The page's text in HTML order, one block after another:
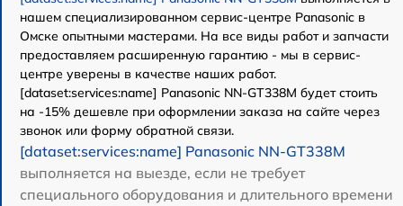
нашем специализированном сервис-центре Panasonic в
Омске опытными мастерами. На все виды работ и запчасти
предоставляем расширенную гарантию - мы в сервис-
центре уверены в качестве наших работ.
[dataset:services:name] Panasonic NN-GT338M будет стоить
на -15% дешевле при оформлении заказа на сайте через
звонок или форму обратной связи.
[dataset:services:name] Panasonic NN-GT338M
выполняется на выезде, если не требует
специального оборудования и длительного времени